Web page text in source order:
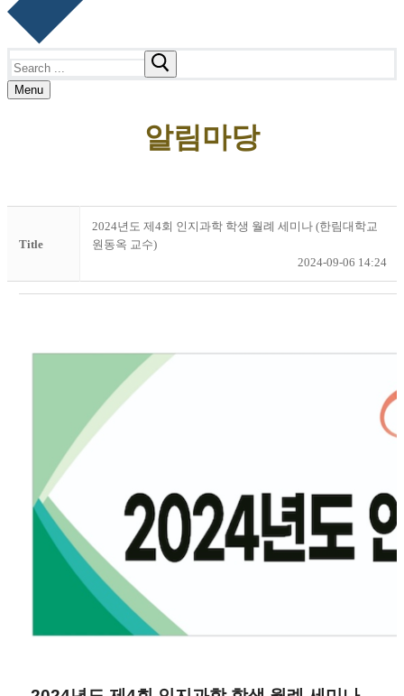
for:
Menu
알림마당
Title
2024년도 제4회 인지과학 학생 월례 세미나 (한림대학교
원동옥 교수)
2024-09-06 14:24